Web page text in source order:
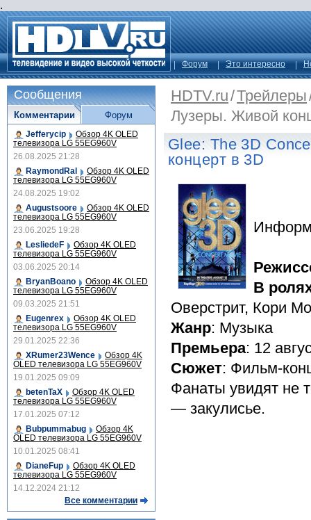
.
Форум Это интересно
HDTV.ru/Трейлеры
Лузеры. Живой
Glee: The 3D
концерт в 3D
В
Оверстрит, Кори
Жанр: Музыка
Премьера: 12
Сюжет: Фильм-
Фанаты увидят не
— закулисье.
Сообщения
Комментарии
Jefferycip Обзор 4K OLED
телевизора LG 55EG960V
26.08.2025 21:28
RaymondRal
Обзор 4K OLED
телевизора LG 55EG960V
24.08.2025 19:02
Augustsoore
Обзор 4K OLED
телевизора LG 55EG960V
23.06.2025 19:28
LesliedeF
Обзор 4K OLED
телевизора LG 55EG960V
03.06.2025 20:14
BryanBoano
Обзор 4K OLED
телевизора LG 55EG960V
09.03.2025 21:51
Eugenrex
Обзор 4K OLED
телевизора LG 55EG960V
29.01.2025 22:36
XRumer23Wence
Обзор 4K
OLED телевизора LG 55EG960V
19.01.2025 09:09
betenTaX
Обзор 4K OLED
телевизора LG 55EG960V
17.01.2025 07:12
Bubpummabug
Обзор 4K
OLED телевизора LG 55EG960V
10.01.2025 08:41
DianeFup
Обзор 4K OLED
телевизора LG 55EG960V
14.12.2024 21:12
Все комментарии
Форум